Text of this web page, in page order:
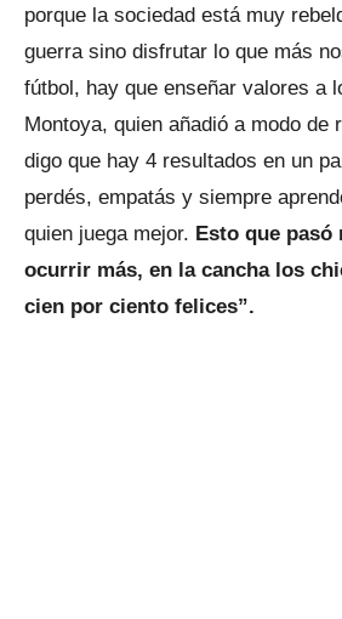
porque la sociedad está muy
guerra sino disfrutar lo que más
fútbol, hay que enseñar valores a
Montoya, quien añadió a modo de
digo que hay 4 resultados en un
perdés, empatás y siempre
quien juega mejor. Esto que pasó
ocurrir más, en la cancha los
cien por ciento felices”.